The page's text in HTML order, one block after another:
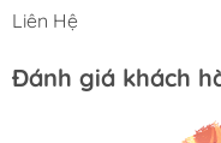
Liên Hệ
Đánh giá khách